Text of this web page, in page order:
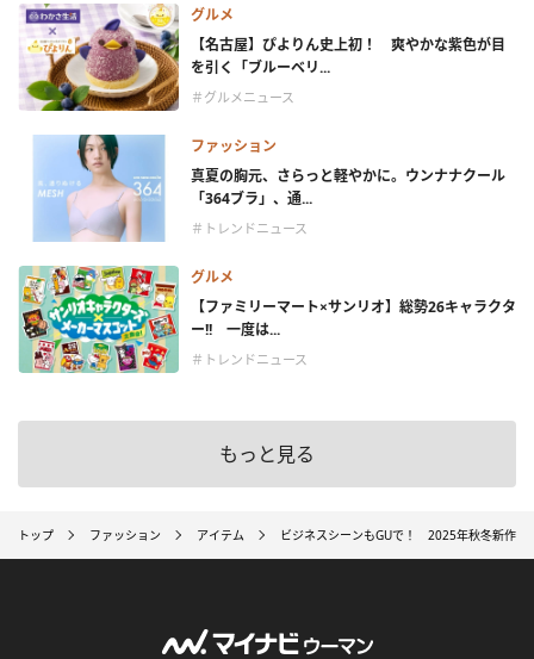
グルメ
【名古屋】ぴよりん史上初！ 爽やかな紫色が目
を引く「ブルーベリ...
＃グルメニュース
ファッション
真夏の胸元、さらっと軽やかに。ウンナナクール
「364ブラ」、通...
＃トレンドニュース
グルメ
【ファミリーマート×サンリオ】総勢26キャラクタ
ー!! 一度は...
＃トレンドニュース
もっと見る
トップ ファッション アイテム ビジネスシーンもGUで！ 2025年秋冬新作ア